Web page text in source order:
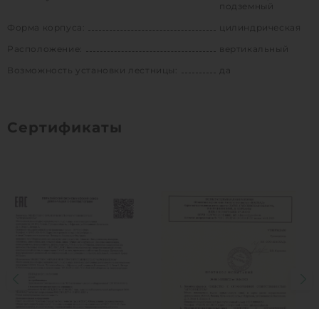
подземный
Форма корпуса:
цилиндрическая
Расположение:
вертикальный
Возможность установки лестницы:
да
Сертификаты